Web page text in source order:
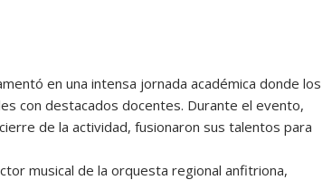
en una intensa jornada académica donde los
con destacados docentes. Durante el evento,
de la actividad, fusionaron sus talentos para
musical de la orquesta regional anfitriona,